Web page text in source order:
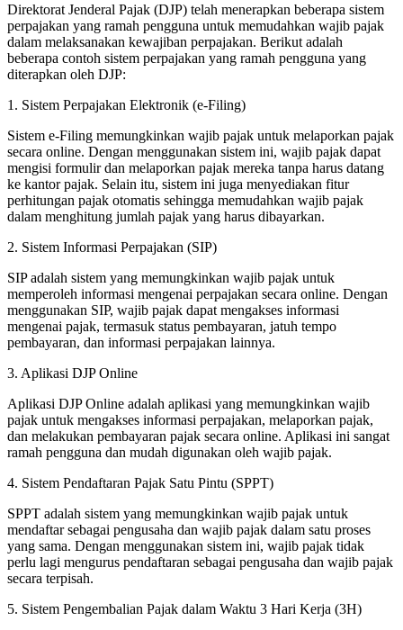
Direktorat Jenderal Pajak (DJP) telah menerapkan beberapa sistem
perpajakan yang ramah pengguna untuk memudahkan wajib pajak
dalam melaksanakan kewajiban perpajakan. Berikut adalah
beberapa contoh sistem perpajakan yang ramah pengguna yang
diterapkan oleh DJP:
1. Sistem Perpajakan Elektronik (e-Filing)
Sistem e-Filing memungkinkan wajib pajak untuk melaporkan pajak
secara online. Dengan menggunakan sistem ini, wajib pajak dapat
mengisi formulir dan melaporkan pajak mereka tanpa harus datang
ke kantor pajak. Selain itu, sistem ini juga menyediakan fitur
perhitungan pajak otomatis sehingga memudahkan wajib pajak
dalam menghitung jumlah pajak yang harus dibayarkan.
2. Sistem Informasi Perpajakan (SIP)
SIP adalah sistem yang memungkinkan wajib pajak untuk
memperoleh informasi mengenai perpajakan secara online. Dengan
menggunakan SIP, wajib pajak dapat mengakses informasi
mengenai pajak, termasuk status pembayaran, jatuh tempo
pembayaran, dan informasi perpajakan lainnya.
3. Aplikasi DJP Online
Aplikasi DJP Online adalah aplikasi yang memungkinkan wajib
pajak untuk mengakses informasi perpajakan, melaporkan pajak,
dan melakukan pembayaran pajak secara online. Aplikasi ini sangat
ramah pengguna dan mudah digunakan oleh wajib pajak.
4. Sistem Pendaftaran Pajak Satu Pintu (SPPT)
SPPT adalah sistem yang memungkinkan wajib pajak untuk
mendaftar sebagai pengusaha dan wajib pajak dalam satu proses
yang sama. Dengan menggunakan sistem ini, wajib pajak tidak
perlu lagi mengurus pendaftaran sebagai pengusaha dan wajib pajak
secara terpisah.
5. Sistem Pengembalian Pajak dalam Waktu 3 Hari Kerja (3H)